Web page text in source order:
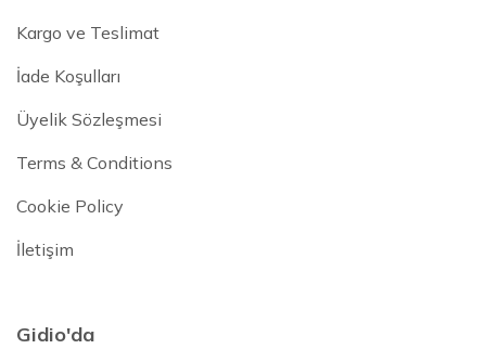
Kargo ve Teslimat
İade Koşulları
Üyelik Sözleşmesi
Terms & Conditions
Cookie Policy
İletişim
Gidio'da